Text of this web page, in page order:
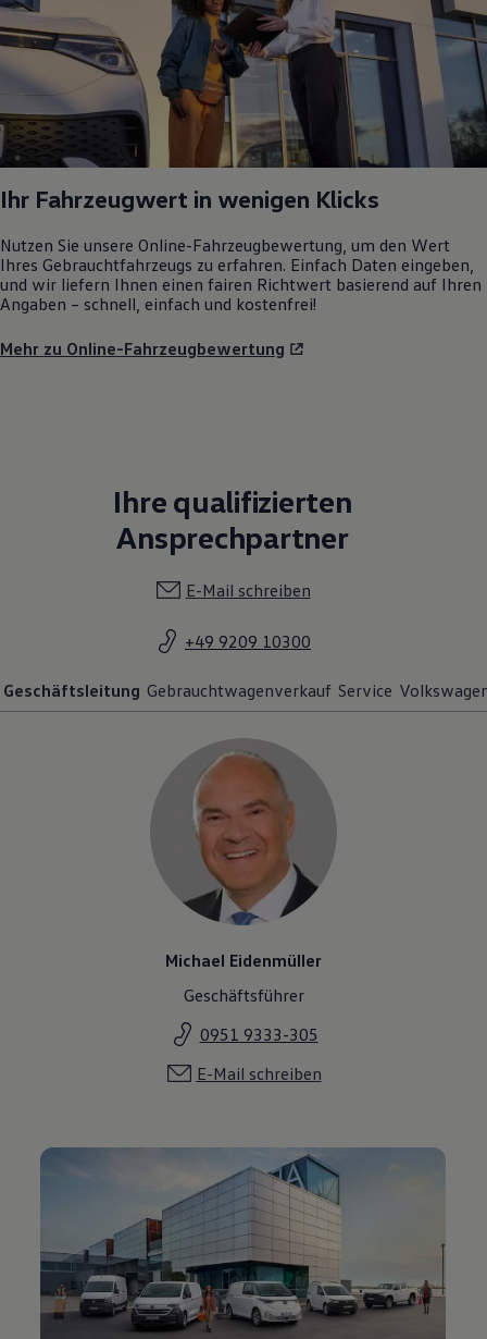
Ihr Fahrzeugwert in wenigen Klicks
Nutzen Sie unsere Online-Fahrzeugbewertung, um den Wert
Ihres Gebrauchtfahrzeugs zu erfahren. Einfach Daten eingeben,
und wir liefern Ihnen einen fairen Richtwert basierend auf Ihren
Angaben – schnell, einfach und kostenfrei!
Mehr zu Online-Fahrzeugbewertung
Ihre qualifizierten
Ansprechpartner
E-Mail schreiben
+49 9209 10300
Geschäftsleitung Gebrauchtwagenverkauf Service
Michael Eidenmüller
Geschäftsführer
0951 9333-305
E-Mail schreiben